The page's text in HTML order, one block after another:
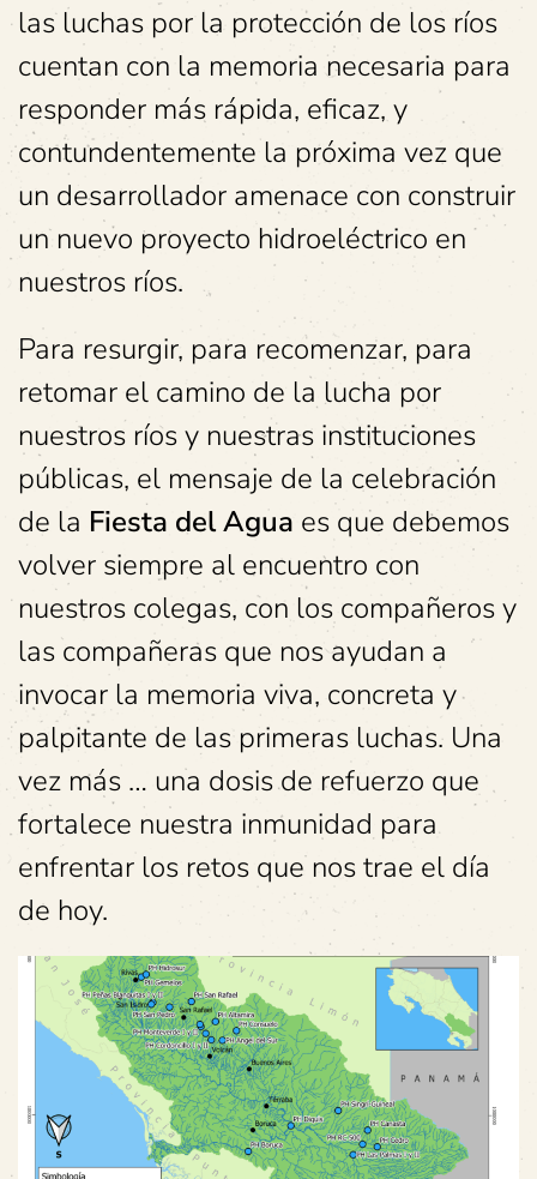
las luchas por la protección de los ríos
cuentan con la memoria necesaria para
responder más rápida, eficaz, y
contundentemente la próxima vez que
un desarrollador amenace con construir
un nuevo proyecto hidroeléctrico en
nuestros ríos.
Para resurgir, para recomenzar, para
retomar el camino de la lucha por
nuestros ríos y nuestras instituciones
públicas, el mensaje de la celebración
de la Fiesta del Agua es que debemos
volver siempre al encuentro con
nuestros colegas, con los compañeros y
las compañeras que nos ayudan a
invocar la memoria viva, concreta y
palpitante de las primeras luchas. Una
vez más … una dosis de refuerzo que
fortalece nuestra inmunidad para
enfrentar los retos que nos trae el día
de hoy.